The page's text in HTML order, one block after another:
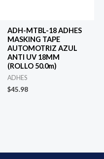
ADH-MTBL-18 ADHES
MASKING TAPE
AUTOMOTRIZ AZUL
ANTI UV 18MM
(ROLLO 50.0m)
ADHES
$45.98